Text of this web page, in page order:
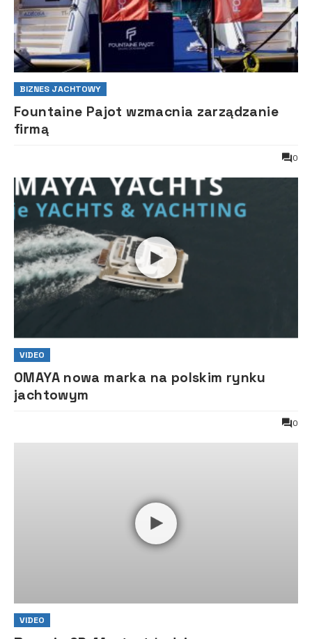
BIZNES JACHTOWY
Fountaine Pajot wzmacnia zarządzanie
firmą
0
VIDEO
OMAYA nowa marka na polskim rynku
jachtowym
0
VIDEO